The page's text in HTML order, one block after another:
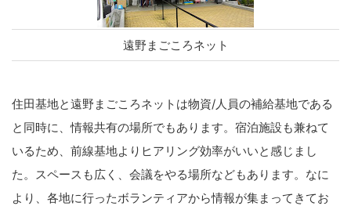
遠野まごころネット
住田基地と遠野まごころネットは物資/人員の補給基地である
と同時に、情報共有の場所でもあります。宿泊施設も兼ねて
いるため、前線基地よりヒアリング効率がいいと感じまし
た。スペースも広く、会議をやる場所などもあります。なに
より、各地に行ったボランティアから情報が集まってきてお